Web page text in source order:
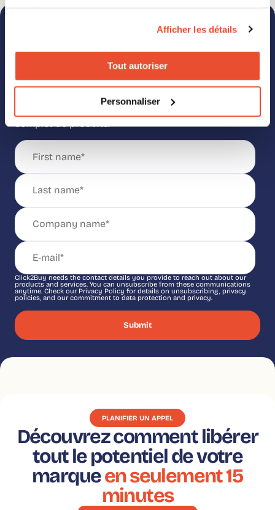
Afficher les détails
Tout autoriser
Personnaliser
des produits Click2Buy
Vous voulez tout savoir sur notre solution et sur la
Remplissez ce formulaire et recevez notre catalogue
complet de produits.
Click2Buy needs the contact details you provide to reach out about our
products and services. You can unsubscribe from these communications
anytime. Check our Privacy Policy for details on unsubscribing, privacy
policies, and our commitment to data protection and privacy.
PLANIFIER UN APPEL
Découvrez comment libérer
tout le potentiel de votre
marqueen seulement 15
minutes